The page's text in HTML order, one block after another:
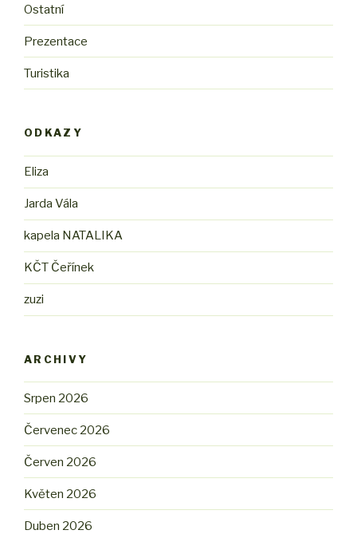
Ostatní
Prezentace
Turistika
ODKAZY
Eliza
Jarda Vála
kapela NATALIKA
KČT Čeřínek
zuzi
ARCHIVY
Srpen 2026
Červenec 2026
Červen 2026
Květen 2026
Duben 2026